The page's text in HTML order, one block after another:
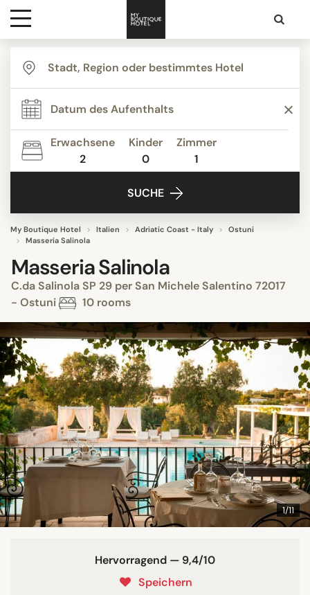
Ziele
Hotelarten
Kontakt
Erwachsene
2
Kinder
0
Zimmer
1
SUCHE
My Boutique Hotel Italien Adriatic Coast - Italy
Ostuni
Masseria Salinola
Masseria Salinola
C.da Salinola SP 29 per San Michele Salentino 72017
- Ostuni
10 rooms
1/11
Hervorragend — 9,4/10
Speichern